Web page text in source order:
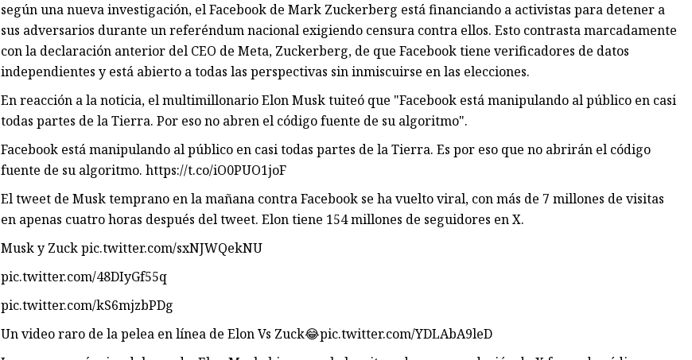
según una nueva investigación, el Facebook de Mark Zuckerberg está financiando a activistas para detener a
sus adversarios durante un referéndum nacional exigiendo censura contra ellos. Esto contrasta marcadamente
con la declaración anterior del CEO de Meta, Zuckerberg, de que Facebook tiene verificadores de datos
independientes y está abierto a todas las perspectivas sin inmiscuirse en las elecciones.
En reacción a la noticia, el multimillonario Elon Musk tuiteó que "Facebook está manipulando al público en casi
todas partes de la Tierra. Por eso no abren el código fuente de su algoritmo".
Facebook está manipulando al público en casi todas partes de la Tierra. Es por eso que no abrirán el código
fuente de su algoritmo. https://t.co/iO0PUO1joF
El tweet de Musk temprano en la mañana contra Facebook se ha vuelto viral, con más de 7 millones de visitas
en apenas cuatro horas después del tweet. Elon tiene 154 millones de seguidores en X.
Musk y Zuck pic.twitter.com/sxNJWQekNU
pic.twitter.com/48DIyGf55q
pic.twitter.com/kS6mjzbPDg
Un video raro de la pelea en línea de Elon Vs Zuck😂pic.twitter.com/YDLAbA9leD